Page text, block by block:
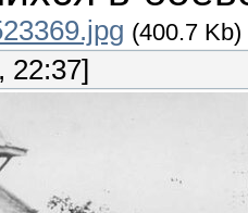
(400.7 Kb)
22:37]